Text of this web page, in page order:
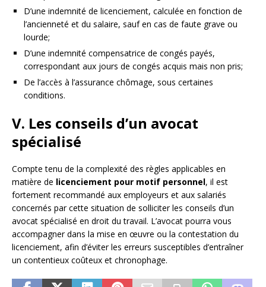
D’une indemnité de licenciement, calculée en fonction de
l’ancienneté et du salaire, sauf en cas de faute grave ou
lourde;
D’une indemnité compensatrice de congés payés,
correspondant aux jours de congés acquis mais non pris;
De l’accès à l’assurance chômage, sous certaines
conditions.
V. Les conseils d’un avocat
spécialisé
Compte tenu de la complexité des règles applicables en
matière de licenciement pour motif personnel, il est
fortement recommandé aux employeurs et aux salariés
concernés par cette situation de solliciter les conseils d’un
avocat spécialisé en droit du travail. L’avocat pourra vous
accompagner dans la mise en œuvre ou la contestation du
licenciement, afin d’éviter les erreurs susceptibles d’entraîner
un contentieux coûteux et chronophage.